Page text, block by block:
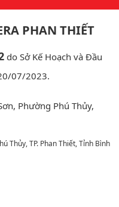
PHAN THIẾT
do Sở Kế Hoạch và Đầu
07/2023.
Phường Phú Thủy,
Thủy, TP. Phan Thiết, Tỉnh Bình